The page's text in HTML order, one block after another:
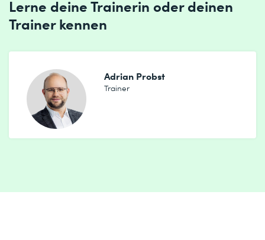
Lerne deine Trainerin oder deinen
Trainer kennen
Adrian Probst
Trainer